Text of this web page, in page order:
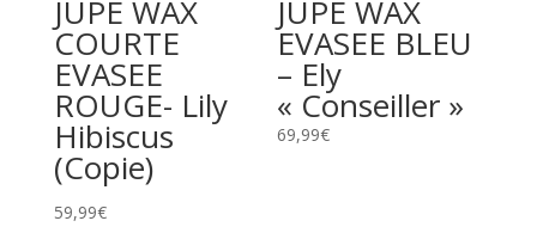
JUPE WAX
COURTE
EVASEE
ROUGE- Lily
Hibiscus
(Copie)
59,99€
JUPE WAX
EVASEE BLEU
– Ely
« Conseiller »
69,99€